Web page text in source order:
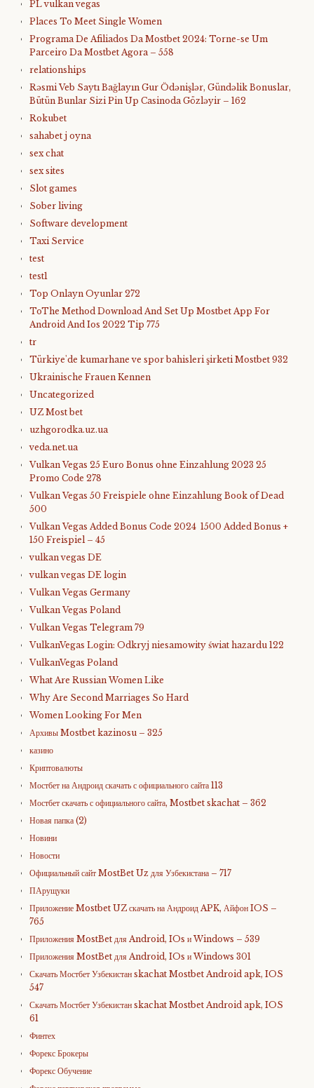
PL vulkan vegas
Places To Meet Single Women
Programa De Afiliados Da Mostbet 2024: Torne-se Um
Parceiro Da Mostbet Agora – 558
relationships
Rəsmi Veb Saytı Bağlayın️ Gur Ödənişlər, Gündəlik Bonuslar,
Bütün Bunlar Sizi Pin Up Casinoda Gözləyir – 162
Rokubet
sahabet j oyna
sex chat
sex sites
Slot games
Sober living
Software development
Taxi Service
test
test1
Top Onlayn Oyunlar 272
ToThe Method Download And Set Up Mostbet App For
Android And Ios 2022 Tip 775
tr
Türkiye'de kumarhane ve spor bahisleri şirketi Mostbet 932
Ukrainische Frauen Kennen
Uncategorized
UZ Most bet
uzhgorodka.uz.ua
veda.net.ua
Vulkan Vegas 25 Euro Bonus ohne Einzahlung 2023 25
Promo Code 278
Vulkan Vegas 50 Freispiele ohne Einzahlung Book of Dead
500
Vulkan Vegas Added Bonus Code 2024 ️ 1500 Added Bonus +
150 Freispiel – 45
vulkan vegas DE
vulkan vegas DE login
Vulkan Vegas Germany
Vulkan Vegas Poland
Vulkan Vegas Telegram 79
VulkanVegas Login: Odkryj niesamowity świat hazardu 122
VulkanVegas Poland
What Are Russian Women Like
Why Are Second Marriages So Hard
Women Looking For Men
Архивы Mostbet kazinosu – 325
казино
Криптовалюты
Мостбет на Андроид скачать с официального сайта 113
Мостбет скачать с официального сайта, Mostbet skachat – 362
Новая папка (2)
Новини
Новости
Официальный сайт MostBet Uz для Узбекистана – 717
ПАрущуки
Приложение Mostbet UZ скачать на Андроид APK, Айфон IOS –
765
Приложения MostBet для Android, IOs и Windows – 539
Приложения MostBet для Android, IOs и Windows 301
Скачать Мостбет Узбекистан skachat Mostbet Android apk, IOS
547
Скачать Мостбет Узбекистан skachat Mostbet Android apk, IOS
61
Финтех
Форекс Брокеры
Форекс Обучение